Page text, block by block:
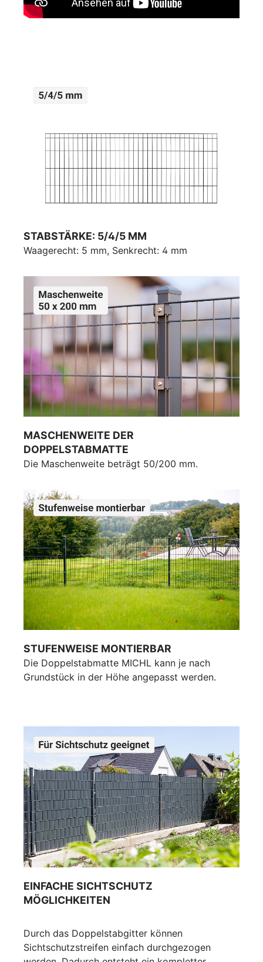
STABSTÄRKE: 5/4/5 MM
Waagerecht: 5 mm, Senkrecht: 4 mm
MASCHENWEITE DER
DOPPELSTABMATTE
Die Maschenweite beträgt 50/200 mm.
STUFENWEISE MONTIERBAR
Die Doppelstabmatte MICHL kann je nach
Grundstück in der Höhe angepasst werden.
EINFACHE SICHTSCHUTZ
MÖGLICHKEITEN
Durch das Doppelstabgitter können
Sichtschutzstreifen einfach durchgezogen